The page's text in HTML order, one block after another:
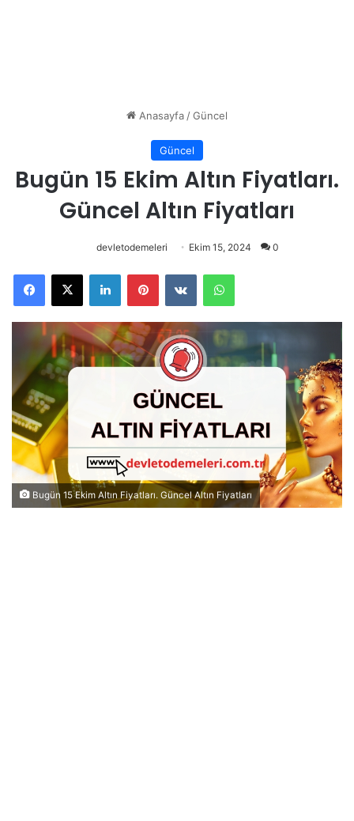
Anasayfa/Güncel
Güncel
Bugün 15 Ekim Altın Fiyatları.
Güncel Altın Fiyatları
devletodemeleri Ekim 15, 2024 0
Bugün 15 Ekim Altın Fiyatları. Güncel Altın Fiyatları